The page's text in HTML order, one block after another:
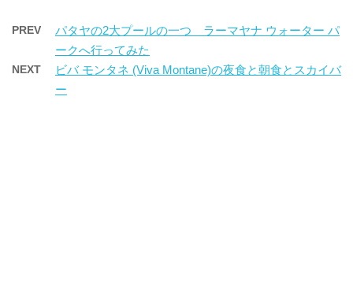
PREV
パタヤの2大プールの一つ ラーマヤナ ウォーター パ
ークへ行ってみた
NEXT
ビバ モンタネ (Viva Montane)の夜食と朝食とスカイバ
ー